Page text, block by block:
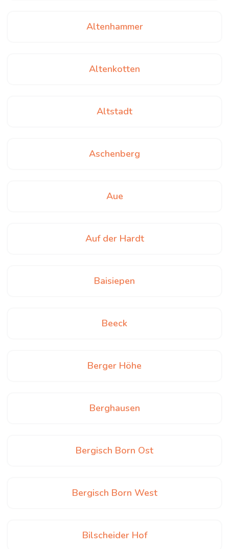
Altenhammer
Altenkotten
Altstadt
Aschenberg
Aue
Auf der Hardt
Baisiepen
Beeck
Berger Höhe
Berghausen
Bergisch Born Ost
Bergisch Born West
Bilscheider Hof